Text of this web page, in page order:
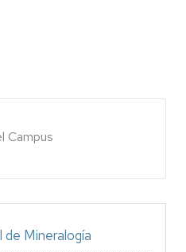
Campus
de Mineralogía